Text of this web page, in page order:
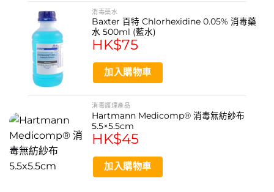
消毒藥水
Baxter 百特 Chlorhexidine 0.05% 消毒藥
水 500ml (藍水)
HK$75
加入購物車
消毒護理產品
Hartmann Medicomp® 消毒無紡紗布
5.5×5.5cm
HK$45
加入購物車